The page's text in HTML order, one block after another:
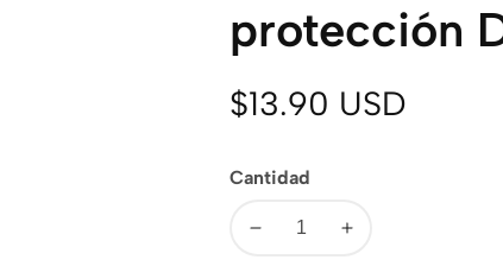
protección
Precio
$13.90 USD
Cantidad
Disminuir
Aumentar